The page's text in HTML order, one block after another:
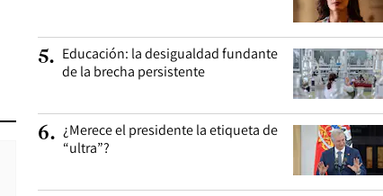
5. Educación: la desigualdad fundante
de la brecha persistente
6. ¿Merece el presidente la etiqueta de
“ultra”?